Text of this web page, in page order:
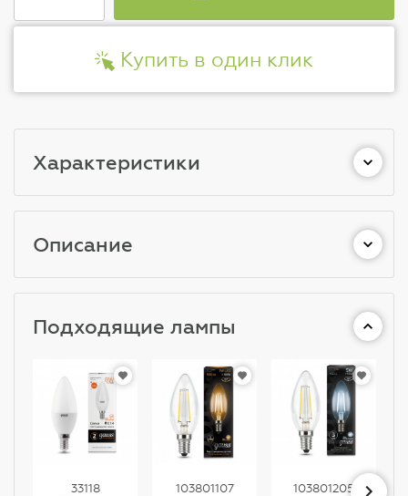
Купить в один клик
Характеристики
Описание
Подходящие лампы
33118 103801107 103801205